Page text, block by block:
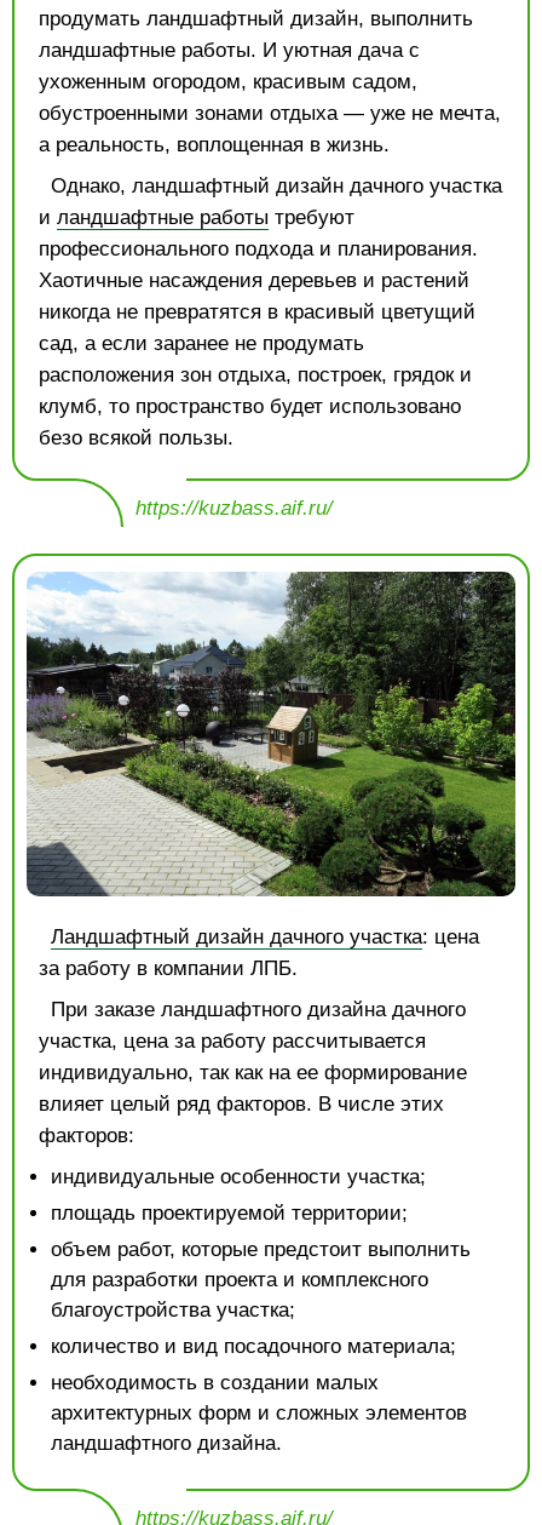
продумать ландшафтный дизайн, выполнить
ландшафтные работы. И уютная дача с
ухоженным огородом, красивым садом,
обустроенными зонами отдыха — уже не мечта,
а реальность, воплощенная в жизнь.
Однако, ландшафтный дизайн дачного участка
и ландшафтные работы требуют
профессионального подхода и планирования.
Хаотичные насаждения деревьев и растений
никогда не превратятся в красивый цветущий
сад, а если заранее не продумать
расположения зон отдыха, построек, грядок и
клумб, то пространство будет использовано
безо всякой пользы.
https://kuzbass.aif.ru/
Ландшафтный дизайн дачного участка: цена
за работу в компании ЛПБ.
При заказе ландшафтного дизайна дачного
участка, цена за работу рассчитывается
индивидуально, так как на ее формирование
влияет целый ряд факторов. В числе этих
факторов:
индивидуальные особенности участка;
площадь проектируемой территории;
объем работ, которые предстоит выполнить
для разработки проекта и комплексного
благоустройства участка;
количество и вид посадочного материала;
необходимость в создании малых
архитектурных форм и сложных элементов
ландшафтного дизайна.
https://kuzbass.aif.ru/